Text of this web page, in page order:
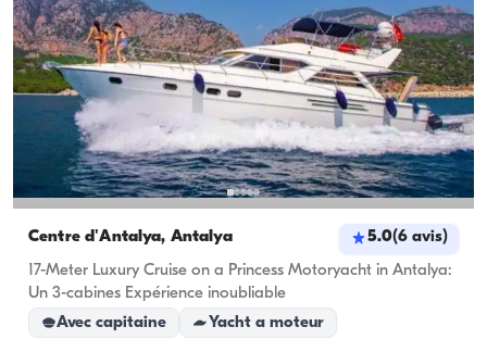
Centre d'Antalya, Antalya 5.0(6 avis)
17-Meter Luxury Cruise on a Princess Motoryacht in Antalya:
Un 3-cabines Expérience inoubliable
Avec capitaine
Yacht a moteur